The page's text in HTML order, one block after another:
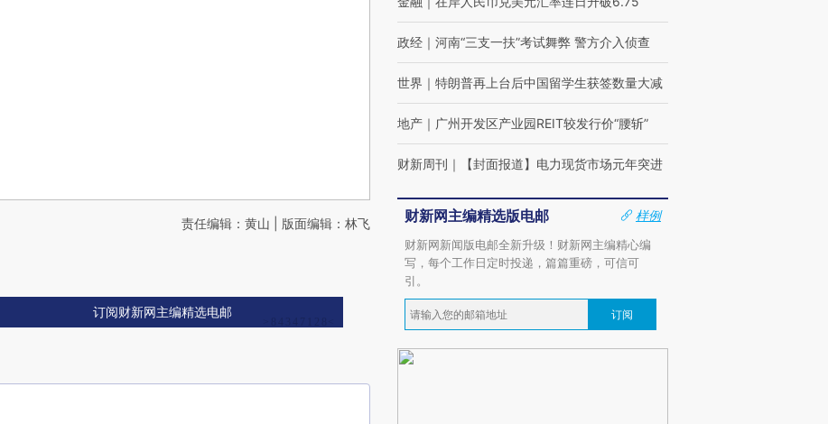
责任编辑：黄山 | 版面编辑：林飞
订阅财新网主编精选电邮
政经 ｜ 河南“三支一扶”考试舞弊 警方介入侦查
世界 ｜ 特朗普再上台后中国留学生获签数量大减
地产 ｜ 广州开发区产业园REIT较发行价“腰斩”
财新周刊 ｜ 【封面报道】电力现货市场元年突进
财新网主编精选版电邮
样例
财新网新闻版电邮全新升级！财新网主编精心编
写，每个工作日定时投递，篇篇重磅，可信可
引。
订阅